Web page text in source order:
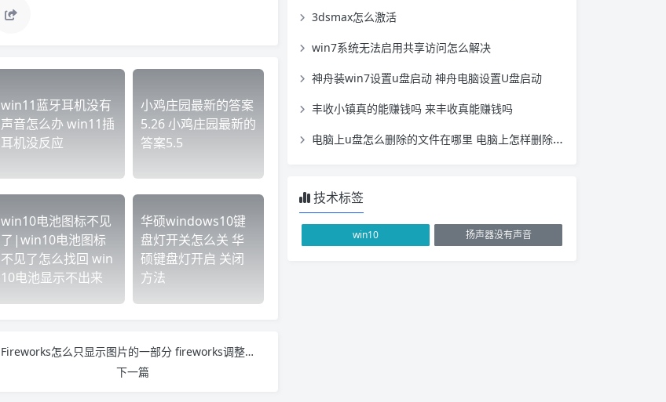
win11蓝牙耳机没有
声音怎么办 win11插
耳机没反应
小鸡庄园最新的答案
5.26 小鸡庄园最新的
答案5.5
win10电池图标不见
了|win10电池图标
不见了怎么找回 win
10电池显示不出来
华硕windows10键
盘灯开关怎么关 华
硕键盘灯开启 关闭
方法
Fireworks怎么只显示图片的一部分 fireworks调整图片清晰度
下一篇
3dsmax怎么激活
win7系统无法启用共享访问怎么解决
神舟装win7设置u盘启动 神舟电脑设置U盘启动
丰收小镇真的能赚钱吗 来丰收真能赚钱吗
电脑上u盘怎么删除的文件在哪里 电脑上怎样删除u盘文件
技术标签
win10 扬声器没有声音